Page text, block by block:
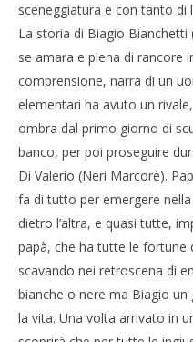
NOW
Storia senza nerbo per
03/05/2013
sceneggiatura e con tanto di
La storia di Biagio
se amara e piena di rancore
comprensione, narra di un
elementari ha avuto un
ombra dal primo giorno di
banco, per poi proseguire
Di Valerio (Neri Marcorè).
fa di tutto per emergere
dietro l’altra, e quasi tutte,
papà, che ha tutte le fortune
scavando nei retroscena di
bianche o nere ma Biagio
la vita. Una volta arrivato in